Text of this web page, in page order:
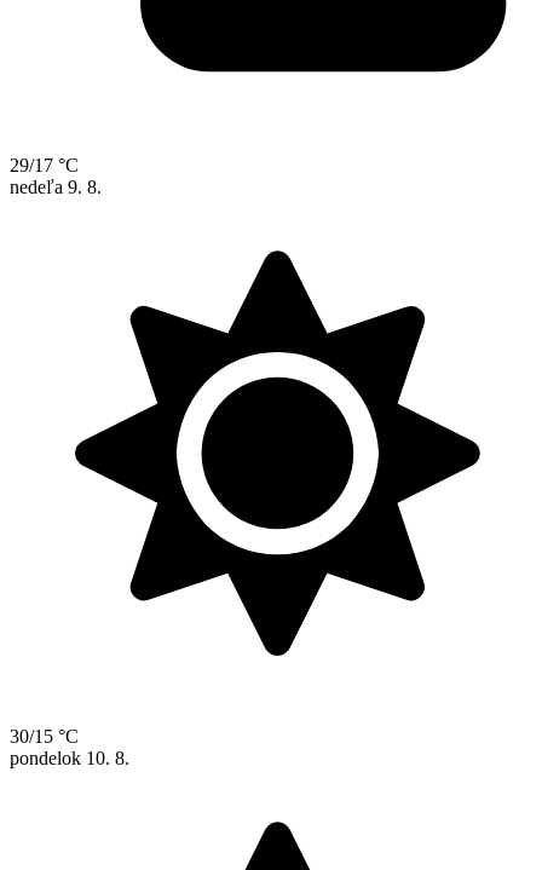
29/17 °C
nedeľa 9. 8.
30/15 °C
pondelok 10. 8.